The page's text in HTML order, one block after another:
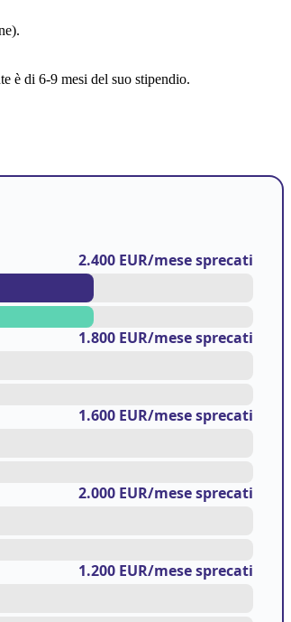
è di 6-9 mesi del suo stipendio.
2.400 EUR/mese sprecati
1.800 EUR/mese sprecati
1.600 EUR/mese sprecati
2.000 EUR/mese sprecati
1.200 EUR/mese sprecati